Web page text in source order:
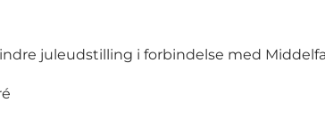
juleudstilling i forbindelse med